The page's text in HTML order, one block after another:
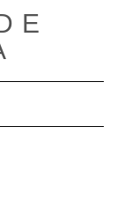
navegación